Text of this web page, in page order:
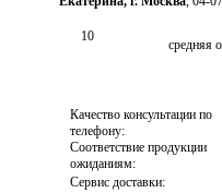
10
средняя
Качество консультации по
телефону:
Соответствие продукции
ожиданиям:
Сервис доставки: